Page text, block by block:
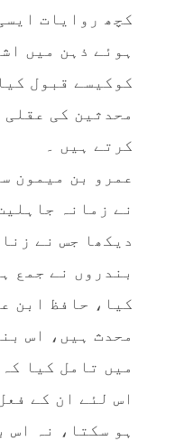
کچھ روایات
ہوئے ذہن میں
کوکیسے قبول
محدثین کی
کرتے ہیں ۔
عمرو بن میمون
نے زمانہ
دیکھا جس نے
بندروں نے جمع
کیا، حافظ ابن
محدث ہیں، اس
میں تامل کیا
اس لئے ان کے
ہو سکتا، نہ اس